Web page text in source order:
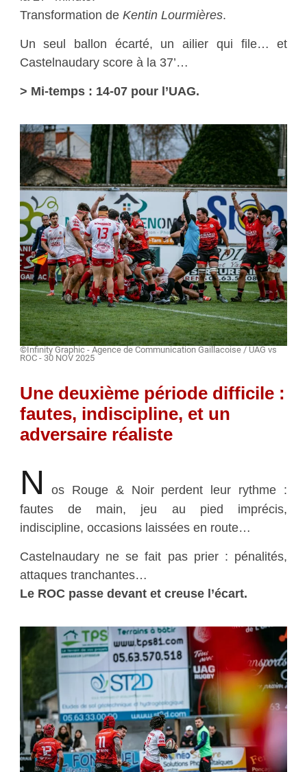
Transformation de Kentin Lourmières.
Un seul ballon écarté, un ailier qui file… et
Castelnaudary score à la 37’…
> Mi-temps : 14-07 pour l’UAG.
©Infinity Graphic - Agence de Communication Gaillacoise / UAG vs
ROC - 30 NOV 2025
Une deuxième période difficile :
fautes, indiscipline, et un
adversaire réaliste
N
os Rouge & Noir perdent leur rythme :
fautes de main, jeu au pied imprécis,
indiscipline, occasions laissées en route…
Castelnaudary ne se fait pas prier : pénalités,
attaques tranchantes…
Le ROC passe devant et creuse l’écart.